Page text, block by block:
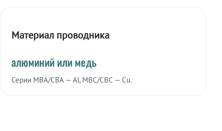
Материал проводника
алюминий или медь
Серии МВА/СВА — Al, МВС/СВС — Cu.